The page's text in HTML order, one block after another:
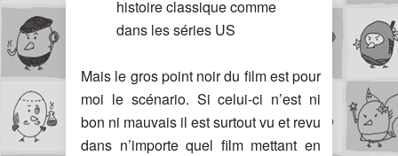
histoire classique comme
dans les séries US
Mais le gros point noir du film est pour
moi le scénario. Si celui-ci n’est ni
bon ni mauvais il est surtout vu et revu
dans n’importe quel film mettant en